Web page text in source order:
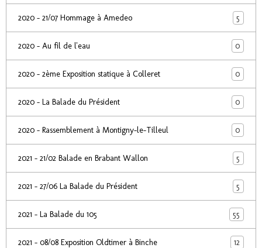
2020 - 21/07 Hommage à Amedeo 5
2020 - Au fil de l'eau 0
2020 - 2ème Exposition statique à Colleret 0
2020 - La Balade du Président 0
2020 - Rassemblement à Montigny-le-Tilleul 0
2021 - 21/02 Balade en Brabant Wallon 5
2021 - 27/06 La Balade du Président 5
2021 - La Balade du 105 55
2021 - 08/08 Exposition Oldtimer à Binche 12